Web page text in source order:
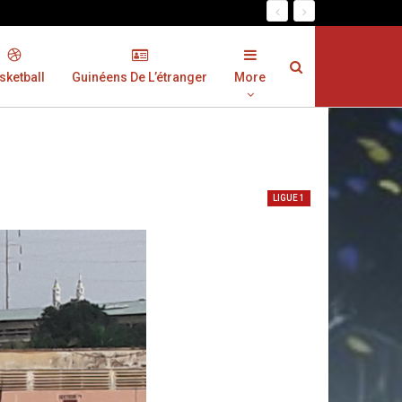
Guinéens De L’étranger More
LIGUE 1